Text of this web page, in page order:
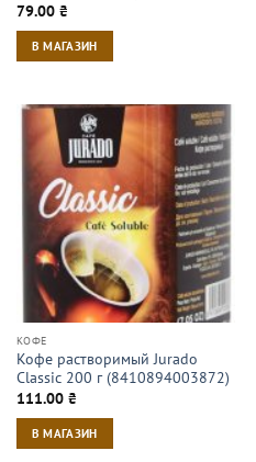
79.00 ₴
В МАГАЗИН
КОФЕ
Кофе растворимый Jurado
Classic 200 г (8410894003872)
111.00 ₴
В МАГАЗИН